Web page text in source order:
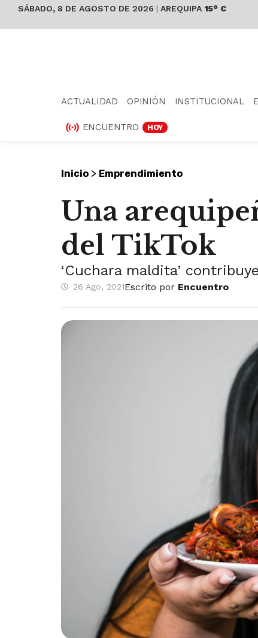
SÁBADO, 8 DE AGOSTO DE 2026 | AREQUIPA 15° C
ACTUALIDAD OPINIÓN INSTITUCIONAL
ENCUENTRO HOY
Inicio > Emprendimiento
Una
del TikTok
‘Cuchara maldita’
26 Ago, 2021Escrito por Encuentro